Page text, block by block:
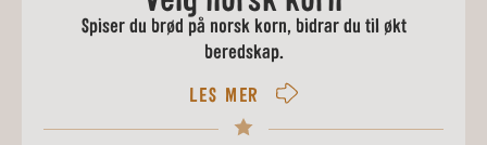
Spiser du brød på norsk korn, bidrar du til økt
beredskap.
LES MER